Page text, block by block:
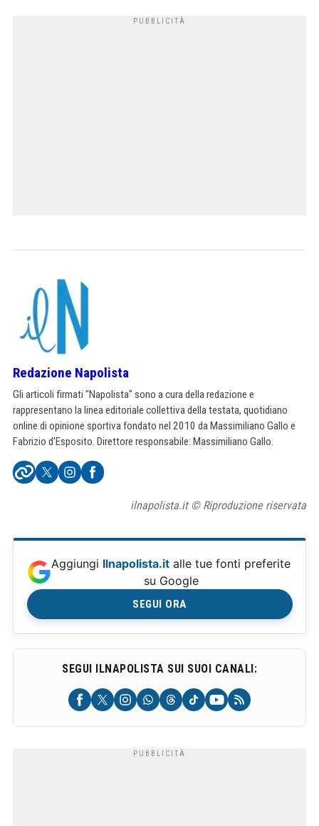
Redazione Napolista
Gli articoli firmati "Napolista" sono a cura della redazione e
rappresentano la linea editoriale collettiva della testata, quotidiano
online di opinione sportiva fondato nel 2010 da Massimiliano Gallo e
Fabrizio d'Esposito. Direttore responsabile: Massimiliano Gallo.
ilnapolista.it © Riproduzione riservata
Aggiungi Ilnapolista.it alle tue fonti preferite
su Google
SEGUI ORA
SEGUI ILNAPOLISTA SUI SUOI CANALI: